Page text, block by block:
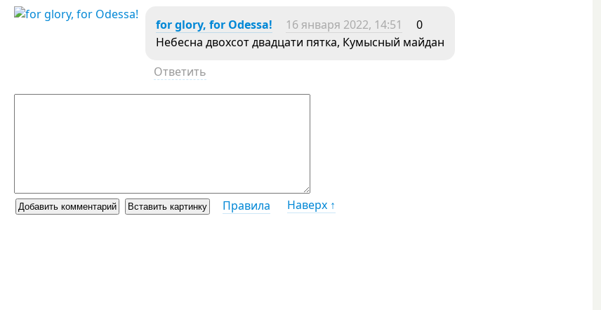
for glory, for Odessa! 16 января 2022, 14:51
0
Небесна двохсот двадцати пятка, Кумысный майдан
Ответить
Правила Наверх ↑